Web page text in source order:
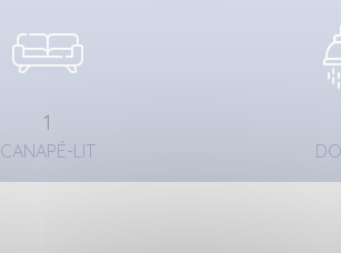
1
CANAPÉ-LIT